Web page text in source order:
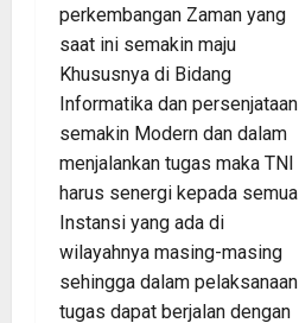
perkembangan Zaman yang
saat ini semakin maju
Khususnya di Bidang
Informatika dan persenjataan
semakin Modern dan dalam
menjalankan tugas maka TNI
harus senergi kepada semua
Instansi yang ada di
wilayahnya masing-masing
sehingga dalam pelaksanaan
tugas dapat berjalan dengan